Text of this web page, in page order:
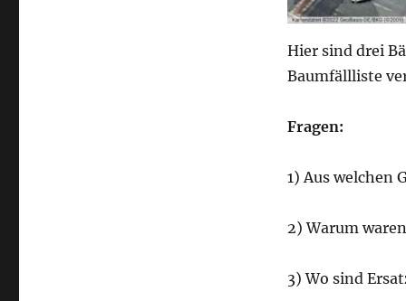
Hier sind drei
Baumfällliste
Fragen:
1) Aus welchen
2) Warum
3) Wo sind